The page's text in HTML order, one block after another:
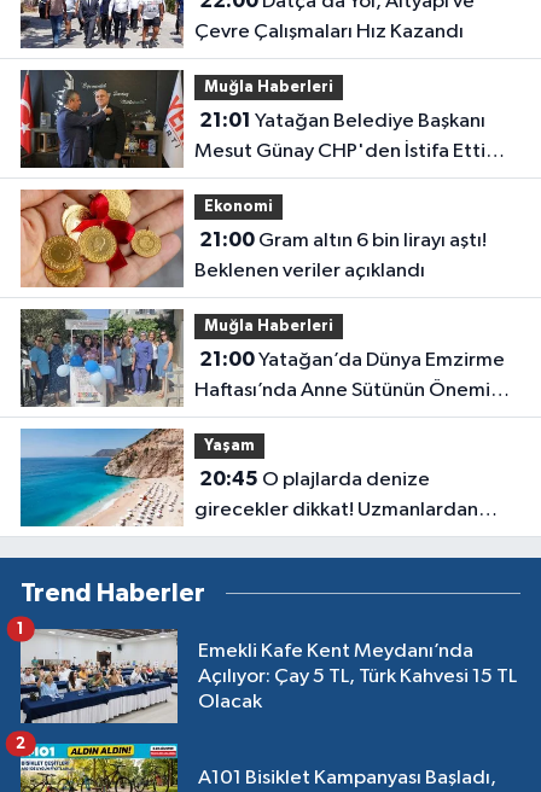
Çevre Çalışmaları Hız Kazandı
Muğla Haberleri
21:01
Mesut Günay CHP'den İstifa Etti
Yeni Parti'ye Katıldı
Ekonomi
21:00Gram altın 6 bin lirayı aştı!
Beklenen veriler açıklandı
Muğla Haberleri
21:00Yatağan’da Dünya Emzirme
Haftası’nda Anne Sütünün Önemi
Anlatıldı
Yaşam
20:45
girecekler dikkat! Uzmanlardan
kirlilik uyarısı geldi
Trend Haberler
Emekli Kafe Kent Meydanı’nda
Açılıyor: Çay 5 TL, Türk Kahvesi 15 TL
Olacak
1
A101 Bisiklet Kampanyası Başladı,
2